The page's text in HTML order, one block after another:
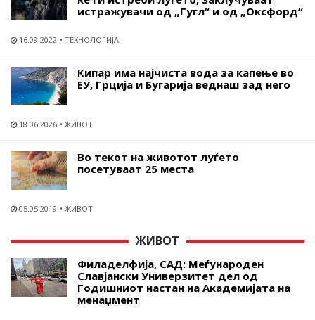
истражувачи од „Гугл“ и од „Оксфорд“
16.09.2022 ТЕХНОЛОГИЈА
Кипар има најчиста вода за капење во
ЕУ, Грција и Бугарија веднаш зад него
18.06.2026 ЖИВОТ
Во текот на животот луѓето
посетуваат 25 места
05.05.2019 ЖИВОТ
ЖИВОТ
Филаделфија, САД: Меѓународен
Славјански Универзитет дел од
Годишниот настан на Академијата на
менаџмент